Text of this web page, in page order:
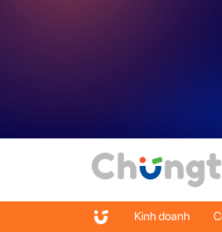
Kinh doanh